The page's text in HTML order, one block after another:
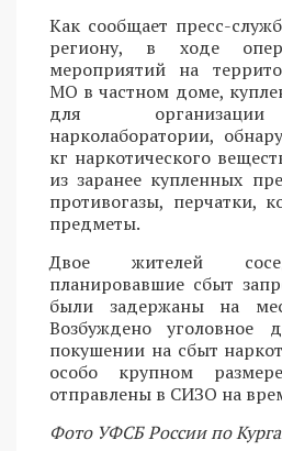
Как сообщает пресс-
региону, в ходе
мероприятий на
МО в частном доме,
для
нарколаборатории,
кг наркотического
из заранее купленных
противогазы, перчатки,
предметы.
Двое жителей
планировавшие сбыт
были задержаны на
Возбуждено уголовное
покушении на сбыт
особо крупном
отправлены в СИЗО на
Фото УФСБ России по